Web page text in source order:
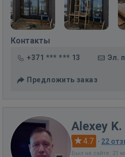
Контакты
+371 *** *** 13 Эл.
Предложить заказ
Alexey K.
4.7 · 22
Был на сайте: 21